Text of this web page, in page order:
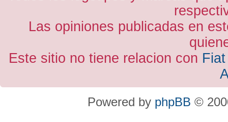
Las opiniones publicadas en
Este sitio no tiene relacion con
Powered by phpBB ©